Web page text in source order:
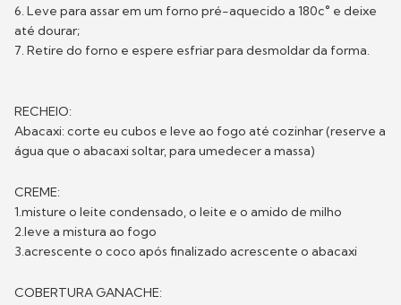
6. Leve para assar em um forno pré-aquecido a 180c° e deixe
até dourar;
7. Retire do forno e espere esfriar para desmoldar da forma.
RECHEIO:
Abacaxi: corte eu cubos e leve ao fogo até cozinhar (reserve a
água que o abacaxi soltar, para umedecer a massa)
CREME:
1.misture o leite condensado, o leite e o amido de milho
2.leve a mistura ao fogo
3.acrescente o coco após finalizado acrescente o abacaxi
COBERTURA GANACHE: